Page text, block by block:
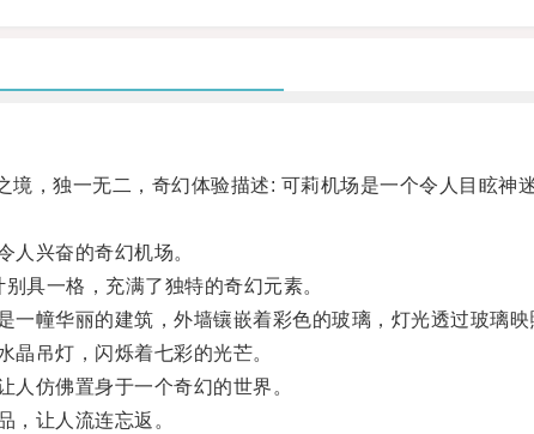
独一无二，奇幻体验描述: 可莉机场是一个令人目眩神
兴奋的奇幻机场。
一格，充满了独特的奇幻元素。
幢华丽的建筑，外墙镶嵌着彩色的玻璃，灯光透过玻璃映
吊灯，闪烁着七彩的光芒。
仿佛置身于一个奇幻的世界。
让人流连忘返。